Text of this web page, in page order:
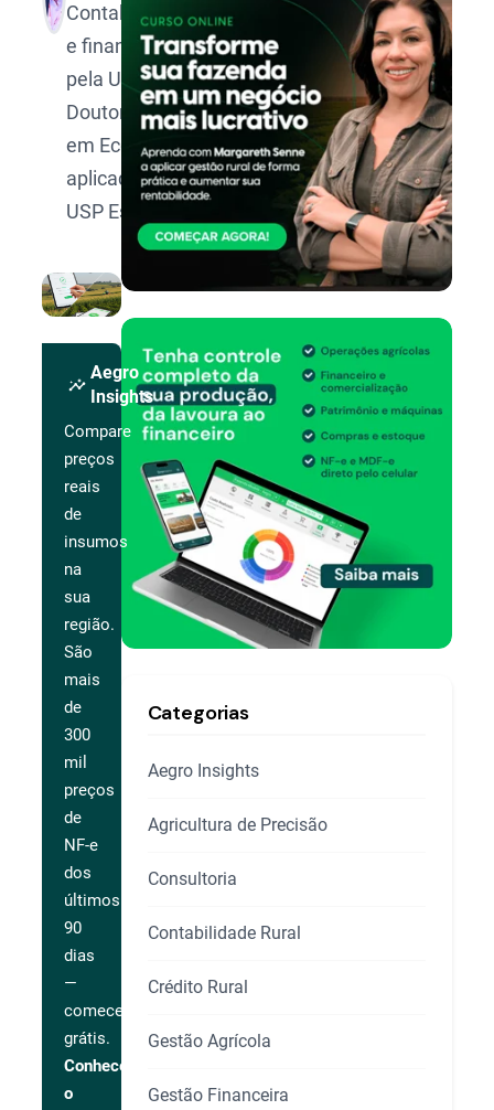
Contabilidade
e finanças
pela UFMG,
Doutorando
em Economia
aplicada pela
USP Esalq.
insights
Aegro
Insights
Compare
preços
reais
de
insumos
na
sua
região.
São
mais
de
300
mil
preços
de
NF-e
dos
últimos
90
dias
—
comece
grátis.
Conhecer
o
Categorias
Aegro Insights
Agricultura de Precisão
Consultoria
Contabilidade Rural
Crédito Rural
Gestão Agrícola
Gestão Financeira